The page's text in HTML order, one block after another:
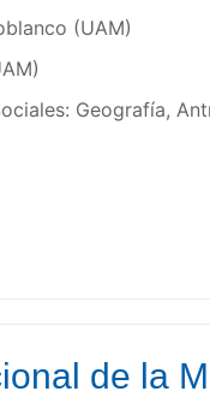
(UAM)
Geografía,
de la